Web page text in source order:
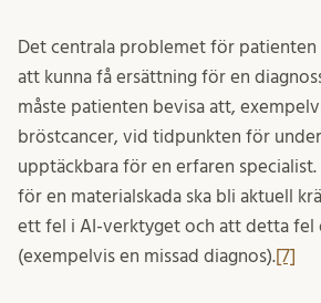
Det centrala problemet för patienten
att kunna få ersättning för en
måste patienten bevisa att,
bröstcancer, vid tidpunkten för
upptäckbara för en erfaren
för en materialskada ska bli aktuell
ett fel i AI-verktyget och att detta fel
(exempelvis en missad diagnos).[7]